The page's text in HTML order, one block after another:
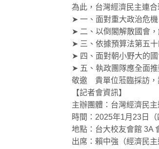
為此，台灣經濟民主連
➤ 一、面對重大政治危
➤ 二、以倒閣解散國會
➤ 三、依據預算法第五
➤ 四、面對朝小野大的
➤ 五、執政團隊應全面
敬邀 貴單位蒞臨採訪，
【記者會資訊】
主辦團體：台灣經濟民
時間：2025年1月23日
地點：台大校友會館 3A
出席：賴中強（經濟民主